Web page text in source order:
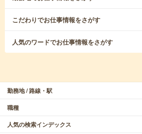
こだわりでお仕事情報をさがす
人気のワードでお仕事情報をさがす
勤務地 / 路線・駅
職種
人気の検索インデックス